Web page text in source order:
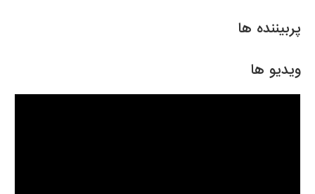
پربیننده ها
ویدیو ها
e
o
o
er